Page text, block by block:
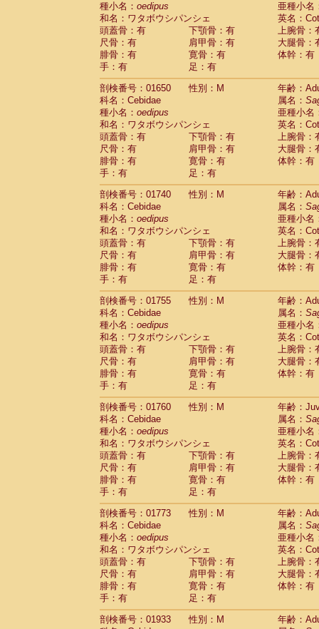
Cercopithecidae
Cercopithecus mitis
CercopithecidaeCercopithecus mitis
CercopithecidaeCercopithecus mitis
CercopithecidaeCercopithecus mona
CercopithecidaeCercopithecus
CercopithecidaeCercopithecus
CercopithecidaeCercopithecus
Cercopithecidae
Cercopithecusspp.(0)
Cercopithecidae
Chlorocebus
CercopithecidaeChlorocebus
CercopithecidaeErythrocebus patas
CercopithecidaeMiopithecus talapoin
CercopithecidaeCercopithecinae spp.
CercopithecidaeColobus angolensis
CercopithecidaeColobus guereza (0)
Cercopithecidae Colobus polykomos
Cercopithecidae Piliocolobus badius
Cercopithecidae Kasi senex vetulus(0)
CercopithecidaeKasi senex
CercopithecidaeNasalis larvatus(0)
CercopithecidaePresbytes
CercopithecidaePygathrix nemaeus
CercopithecidaeSemnopithecus
Cercopithecidae
Trachypithecus
Cercopithecidae
Trachypithecus
Cercopithecidae
Trachypithecus
CercopithecidaeTrachypithecus
CercopithecidaeColobinae spp.(0)
CercopithecidaePresbytesinaespp.(0)
CercopithecidaeCercopithecidae
HylobatidaeHoolock hoolock(0)
HylobatidaeHylobates agilis
Hylobatidae (0)
Hylobatidae Hylobates lar
HylobatidaeHylobates moloch(0)
Hylobatidae Hylobates muelleri(0)
HylobatidaeHylobates pileatus(2)
Hylobatidae Hylobates
HylobatidaeHylobateshybrid(0)
HylobatidaeNomascus concolor(0)
Hylobatidae
Symphalangus
Hominidae
(0)
HominidaePan troglodytes
Hominidae Gorilla gorilla beringei(0)
Hominidae Gorilla gorilla gorilla(0)
Primates misc.(0)
Scandentia Dendrogale melanura
Scandentia Ptilocercus lowii
種小名： oedipus
亜種小名
和名：ワタボウシパンシェ
英名：
頭蓋骨：有
下顎骨：有
上腕骨：
尺骨：有
肩甲骨：有
大腿骨：
腓骨：有
寛骨：有
体幹：有
手：有
足：有
剖検番号：01650
性別：M
年齢：
科名：Cebidae
属名：
種小名： oedipus
亜種小名
和名：ワタボウシパンシェ
英名：
頭蓋骨：有
下顎骨：有
上腕骨：
尺骨：有
肩甲骨：有
大腿骨：
腓骨：有
寛骨：有
体幹：有
手：有
足：有
剖検番号：01740
性別：M
年齢：
科名：Cebidae
属名：
種小名： oedipus
亜種小名
和名：ワタボウシパンシェ
英名：
頭蓋骨：有
下顎骨：有
上腕骨：
尺骨：有
肩甲骨：有
大腿骨：
腓骨：有
寛骨：有
体幹：有
手：有
足：有
剖検番号：01755
性別：M
年齢：
科名：Cebidae
属名：
種小名： oedipus
亜種小名
和名：ワタボウシパンシェ
英名：
頭蓋骨：有
下顎骨：有
上腕骨：
尺骨：有
肩甲骨：有
大腿骨：
腓骨：有
寛骨：有
体幹：有
手：有
足：有
剖検番号：01760
性別：M
年齢：
科名：Cebidae
属名：
種小名： oedipus
亜種小名
和名：ワタボウシパンシェ
英名：
頭蓋骨：有
下顎骨：有
上腕骨：
尺骨：有
肩甲骨：有
大腿骨：
腓骨：有
寛骨：有
体幹：有
手：有
足：有
剖検番号：01773
性別：M
年齢：
科名：Cebidae
属名：
種小名： oedipus
亜種小名
和名：ワタボウシパンシェ
英名：
頭蓋骨：有
下顎骨：有
上腕骨：
尺骨：有
肩甲骨：有
大腿骨：
腓骨：有
寛骨：有
体幹：有
手：有
足：有
剖検番号：01933
性別：M
年齢：